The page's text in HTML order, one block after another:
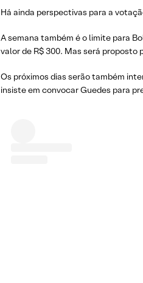
Há ainda perspectivas para a
A semana também é o limite para
valor de R$ 300. Mas será proposto
Os próximos dias serão também
insiste em convocar Guedes para